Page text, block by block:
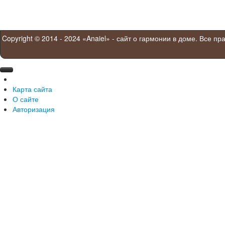
Copyright © 2014 - 2024 «Anaiel» - сайт о гармонии в доме. Все
Карта сайта
О сайте
Авторизация